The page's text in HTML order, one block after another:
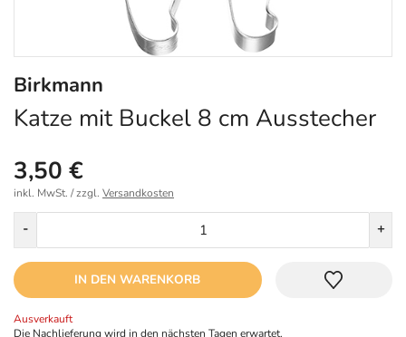
Birkmann
Katze mit Buckel 8 cm Ausstecher
3,50 €
inkl. MwSt. / zzgl. Versandkosten
- +
IN DEN WARENKORB
Ausverkauft
Die Nachlieferung wird in den nächsten Tagen erwartet.